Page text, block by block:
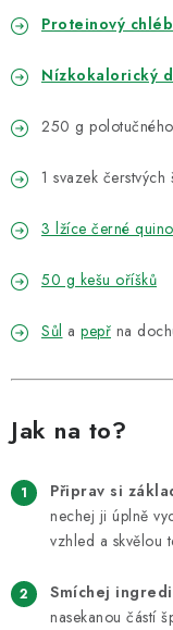
Doprava a platba
Podmínky ochrany
Proteinový chléb
Nízkokalorický
250 g
1 svazek
3 lžíce černé
50 g kešu oříšků
Sůl a pepř na
Jak na to?
Připrav si
nechej ji úplně
vzhled a skvělou
Smíchej
nasekanou částí